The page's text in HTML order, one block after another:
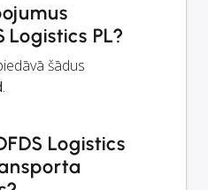
Logistics PL?
šādus
.
Logistics